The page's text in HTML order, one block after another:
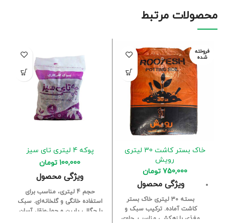
محصولات مرتبط
فروخته
شده
خاک بستر کاشت 30 لیتری
رویش
750,000 تومان
ویژگی محصول
بسته 30 لیتری خاک بستر
کاشت آماده. ترکیب سبک و
مغذی با زهکشی مناسب. حاوی
پوکه 4 لیتری تای سیز
100,000 تومان
ویژگی محصول
حجم 4 لیتری، مناسب برای
استفاده خانگی و گلخانه‌ای. سبک
با چگالی پایین و حمل‌ونقل آسان.